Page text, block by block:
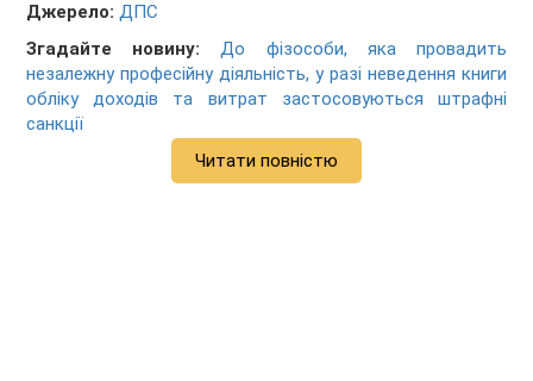
Джерело:ДПС
Згадайте новину:До фізособи, яка провадить
незалежну професійну діяльність, у разі неведення книги
обліку доходів та витрат застосовуються штрафні
санкції
Читати повністю